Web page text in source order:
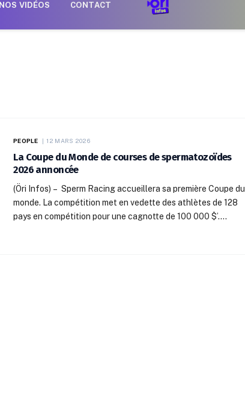
NOS VIDÉOS CONTACT
PEOPLE 12 MARS 2026
La Coupe du Monde de courses de spermatozoïdes
2026 annoncée
(Öri Infos) – Sperm Racing accueillera sa première Coupe du
monde. La compétition met en vedette des athlètes de 128
pays en compétition pour une cagnotte de 100 000 $’.…